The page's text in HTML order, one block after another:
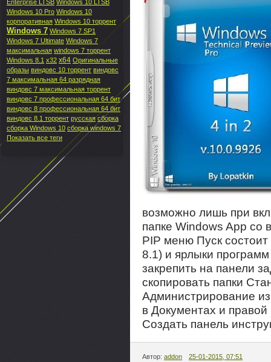
возможно лишь при
папке Windows App
PIP меню Пуск
8.1) и ярлыки
закрепить на панели
скопировать папки
Администрирование
в Документах и
Создать панель
Автор: addon 25-01-2015, 07:51
Enterprise LTSB Windows 10 LTSB
Windows 10 Pro Windows 10
корпоративная Windows 10 торрент
Windows 7 Windows 7 SP1
Windows 7 Ultimate Windows 7
максимальная windows 7 торрент
Windows 8.1 x32 x64 Оригинальные
образы виндовс 10 торрент виндовс
7 максимальная 64 разрядная
виндовс 7 максимальная торрент
виндовс 7 профессиональная 64 бит
виндовс 8 профессиональная 64 бит
виндовс 8.1 торрент русская сборка
сборка Windows 10 сборка windows 7
Показать все теги